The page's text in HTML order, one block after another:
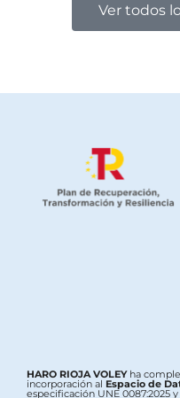
Ver todos
HARO RIOJA VOLEYha
incorporación al Espacio de
especificación UNE 0087:2025